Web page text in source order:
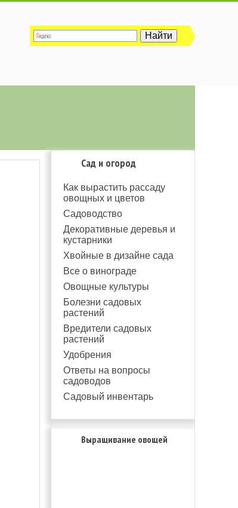
Сад и огород
Как вырастить рассаду
овощных и цветов
Садоводство
Декоративные деревья и
кустарники
Хвойные в дизайне сада
Все о винограде
Овощные культуры
Болезни садовых
растений
Вредители садовых
растений
Удобрения
Ответы на вопросы
садоводов
Садовый инвентарь
Выращивание овощей